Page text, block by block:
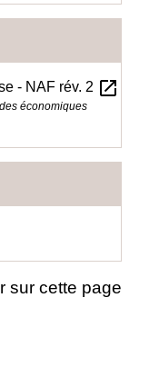
- NAF rév. 2 open_in_new
économiques
sur cette page